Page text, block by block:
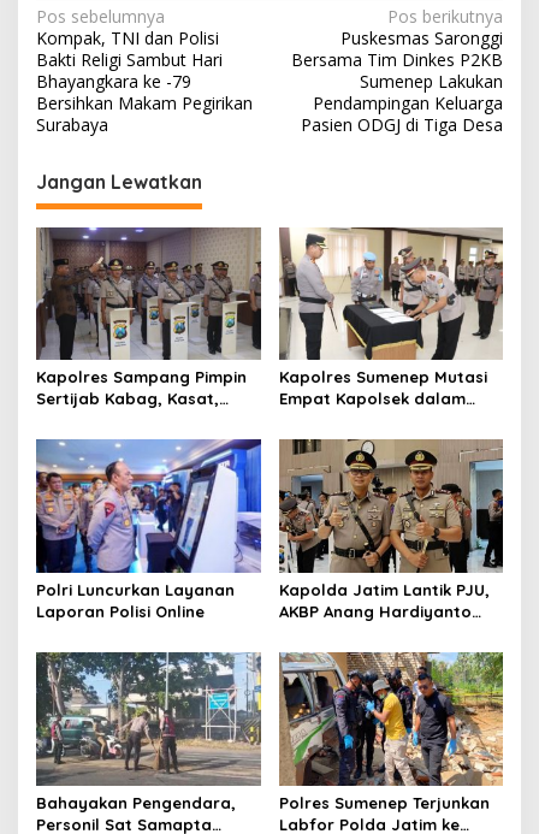
N
a
v
i
a
s
i
p
o
s
Pos sebelumnya
Kompak, TNI dan Polisi
Bakti Religi Sambut Hari
Bhayangkara ke -79
Bersihkan Makam Pegirikan
Surabaya
Pos berikutnya
Puskesmas Saronggi
Bersama Tim Dinkes P2KB
Sumenep Lakukan
Pendampingan Keluarga
Pasien ODGJ di Tiga Desa
Jangan Lewatkan
Kapolres Sampang Pimpin
Sertijab Kabag, Kasat,
Kapolres Sumenep Mutasi
Empat Kapolsek dalam
Polri Luncurkan Layanan
Laporan Polisi Online
Kapolda Jatim Lantik PJU,
AKBP Anang Hardiyanto
Bahayakan Pengendara,
Personil Sat Samapta
Polres Sumenep Terjunkan
Labfor Polda Jatim ke